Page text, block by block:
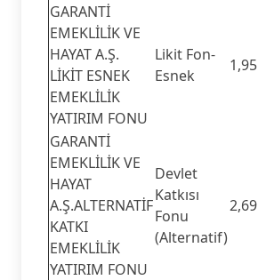
GARANTİ
EMEKLİLİK VE
HAYAT A.Ş.
LİKİT ESNEK
EMEKLİLİK
YATIRIM FONU
Likit Fon-
Esnek
1,95
GARANTİ
EMEKLİLİK VE
HAYAT
A.Ş.ALTERNATİF
KATKI
EMEKLİLİK
YATIRIM FONU
Devlet
Katkısı
Fonu
(Alternatif)
2,69